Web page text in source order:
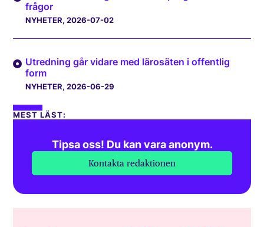
frågor
NYHETER, 2026-07-02
Utredning går vidare med lärosäten i offentlig
form
NYHETER, 2026-06-29
MEST LÄST:
Tipsa oss! Du kan vara anonym.
Kontakta redaktionen